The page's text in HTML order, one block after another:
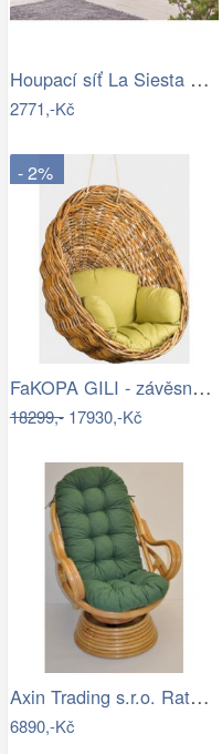
Houpací síť La Siesta ORQUIDEA - IN
2771,-Kč
- 2%
FaKOPA GILI - závěsné křeslo Valentina…
18299,-17930,-Kč
Axin Trading s.r.o. Ratanové houpací…
6890,-Kč